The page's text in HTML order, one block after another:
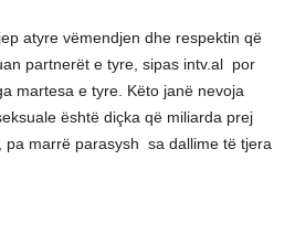
atyre vëmendjen dhe respektin që
partnerët e tyre, sipas intv.al por
martesa e tyre. Këto janë nevoja
është diçka që miliarda prej
pa marrë parasysh sa dallime të tjera